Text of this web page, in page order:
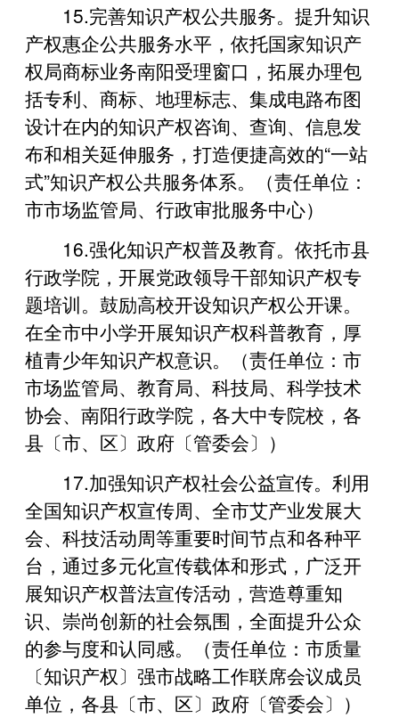
15.完善知识产权公共服务。提升知识
产权惠企公共服务水平，依托国家知识产
权局商标业务南阳受理窗口，拓展办理包
括专利、商标、地理标志、集成电路布图
设计在内的知识产权咨询、查询、信息发
布和相关延伸服务，打造便捷高效的“一站
式”知识产权公共服务体系。（责任单位：
市市场监管局、行政审批服务中心）
16.强化知识产权普及教育。依托市县
行政学院，开展党政领导干部知识产权专
题培训。鼓励高校开设知识产权公开课。
在全市中小学开展知识产权科普教育，厚
植青少年知识产权意识。（责任单位：市
市场监管局、教育局、科技局、科学技术
协会、南阳行政学院，各大中专院校，各
县〔市、区〕政府〔管委会〕）
17.加强知识产权社会公益宣传。利用
全国知识产权宣传周、全市艾产业发展大
会、科技活动周等重要时间节点和各种平
台，通过多元化宣传载体和形式，广泛开
展知识产权普法宣传活动，营造尊重知
识、崇尚创新的社会氛围，全面提升公众
的参与度和认同感。（责任单位：市质量
〔知识产权〕强市战略工作联席会议成员
单位，各县〔市、区〕政府〔管委会〕）